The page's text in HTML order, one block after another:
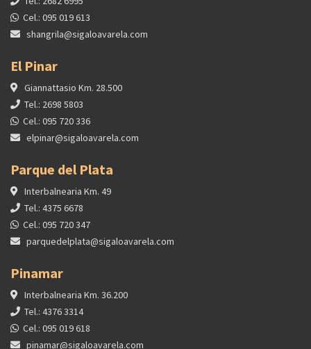
Cel.: 095 019 613
shangrila@sigaloavarela.com
El Pinar
Giannattasio Km. 28.500
Tel.: 2698 5803
Cel.: 095 720 336
elpinar@sigaloavarela.com
Parque del Plata
Interbalnearia Km. 49
Tel.: 4375 6678
Cel.: 095 720 347
parquedelplata@sigaloavarela.com
Pinamar
Interbalnearia Km. 36.200
Tel.: 4376 3314
Cel.: 095 019 618
pinamar@sigaloavarela.com